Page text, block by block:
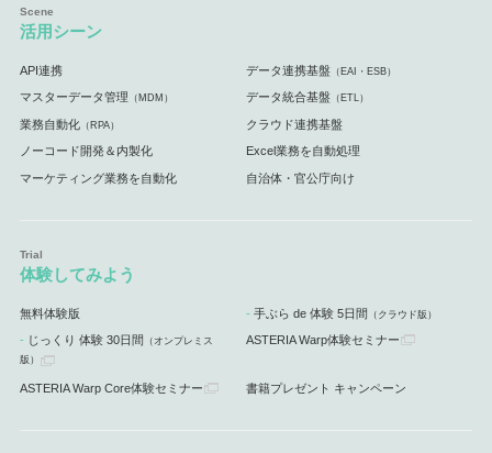
活用シーン
API連携 データ連携基盤 （EAI・ESB）
マスターデータ管理 （MDM） データ統合基盤 （ETL）
業務自動化（RPA） クラウド連携基盤
ノーコード開発＆内製化 Excel業務を自動処理
マーケティング業務を自動化 自治体・官公庁向け
体験してみよう
無料体験版 手ぶら de 体験 5日間 （クラウド版）
じっくり 体験 30日間 （オンプレミス
版）
ASTERIA Warp体験セミナー
ASTERIA Warp Core体験セミナー 書籍プレゼント キャンペーン